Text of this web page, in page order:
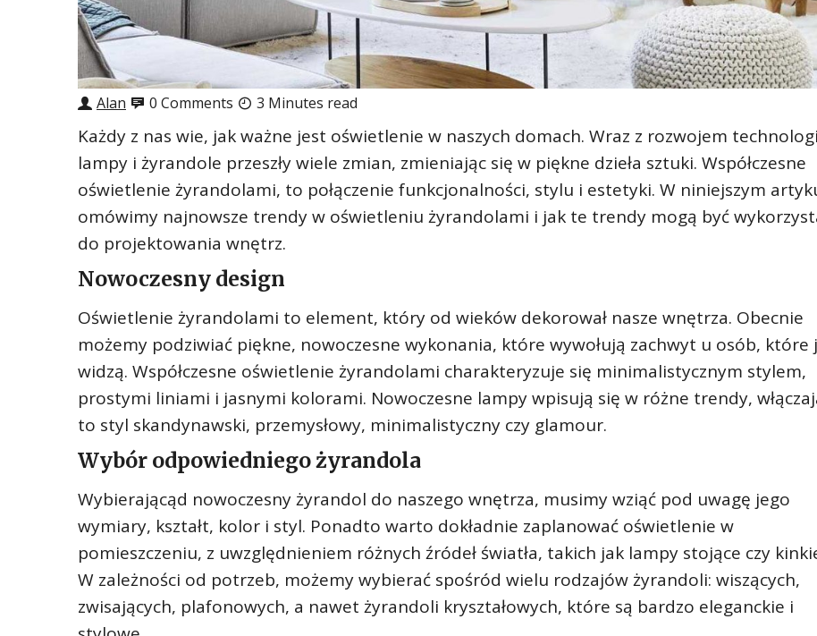
Alan 0 Comments 3 Minutes read
Każdy z nas wie, jak ważne jest oświetlenie w naszych domach. Wraz z rozwojem
lampy i żyrandole przeszły wiele zmian, zmieniając się w piękne dzieła sztuki. Współczesne
oświetlenie żyrandolami, to połączenie funkcjonalności, stylu i estetyki. W niniejszym
omówimy najnowsze trendy w oświetleniu żyrandolami i jak te trendy mogą być
do projektowania wnętrz.
Nowoczesny design
Oświetlenie żyrandolami to element, który od wieków dekorował nasze wnętrza. Obecnie
możemy podziwiać piękne, nowoczesne wykonania, które wywołują zachwyt u osób, które
widzą. Współczesne oświetlenie żyrandolami charakteryzuje się minimalistycznym stylem,
prostymi liniami i jasnymi kolorami. Nowoczesne lampy wpisują się w różne trendy,
to styl skandynawski, przemysłowy, minimalistyczny czy glamour.
Wybór odpowiedniego żyrandola
Wybierającąd nowoczesny żyrandol do naszego wnętrza, musimy wziąć pod uwagę jego
wymiary, kształt, kolor i styl. Ponadto warto dokładnie zaplanować oświetlenie w
pomieszczeniu, z uwzględnieniem różnych źródeł światła, takich jak lampy stojące czy
W zależności od potrzeb, możemy wybierać spośród wielu rodzajów żyrandoli: wiszących,
zwisających, plafonowych, a nawet żyrandoli kryształowych, które są bardzo eleganckie i